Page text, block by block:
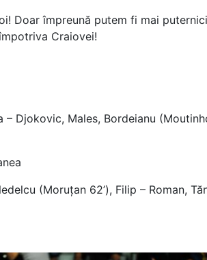
Doar împreună putem fi mai
Craiovei!
Djokovic, Males, Bordeianu
(Moruțan 62’), Filip – Roman,